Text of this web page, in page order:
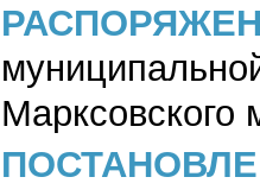
Марксовского